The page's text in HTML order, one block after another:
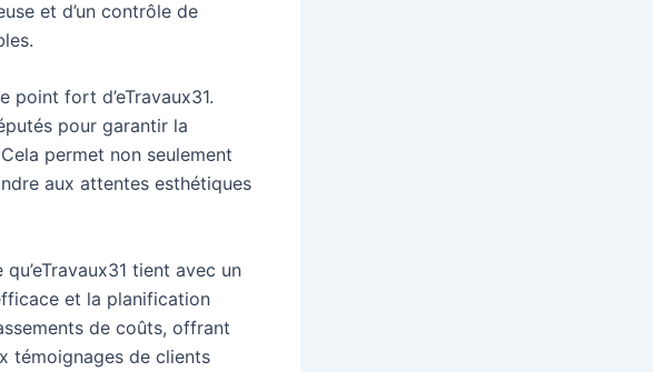
et d’un contrôle de
point fort d’eTravaux31.
pour garantir la
permet non seulement
aux attentes esthétiques
tient avec un
et la planification
de coûts, offrant
témoignages de clients